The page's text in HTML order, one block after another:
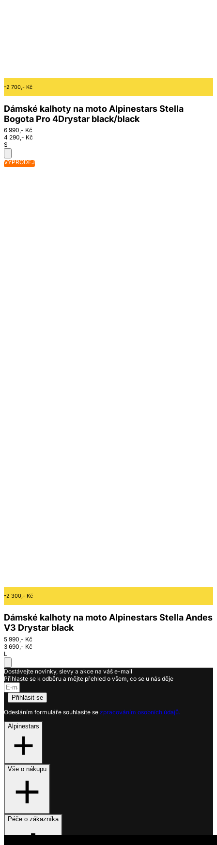
-2 700,- Kč
Dámské kalhoty na moto Alpinestars Stella
Bogota Pro 4Drystar black/black
6 990,- Kč
4 290,- Kč
S
VÝPRODEJ
-2 300,- Kč
Dámské kalhoty na moto Alpinestars Stella Andes
V3 Drystar black
5 990,- Kč
3 690,- Kč
L
Dostávejte novinky, slevy a akce na váš e-mail
Přihlaste se k odběru a mějte přehled o všem, co se u nás děje
Přihlásit se
Odesláním formuláře souhlasíte se zpracováním osobních údajů.
Alpinestars
Vše o nákupu
Péče o zákazníka